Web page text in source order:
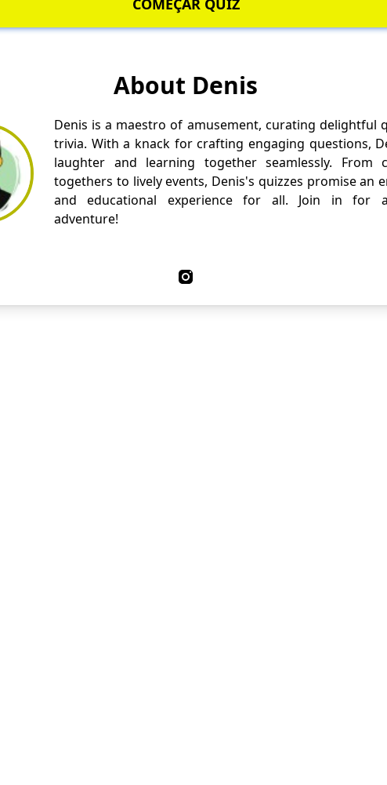
COMEÇAR QUIZ
About Denis
Denis is a maestro of amusement, curating delightful
trivia. With a knack for crafting engaging questions,
laughter and learning together seamlessly. From
togethers to lively events, Denis's quizzes promise an
and educational experience for all. Join in for
adventure!